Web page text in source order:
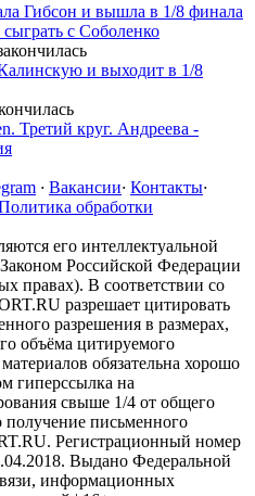
Гибсон и вышла в 1/8 финала
с Соболенко
и выходит в 1/8
Третий круг. Андреева -
· Вакансии· Контакты·
обработки
его интеллектуальной
Российской Федерации
правах). В соответствии со
разрешает цитировать
разрешения в размерах,
объёма цитируемого
обязательна хорошо
гиперссылка на
свыше 1/4 от общего
получение письменного
Регистрационный номер
Выдано Федеральной
информационных